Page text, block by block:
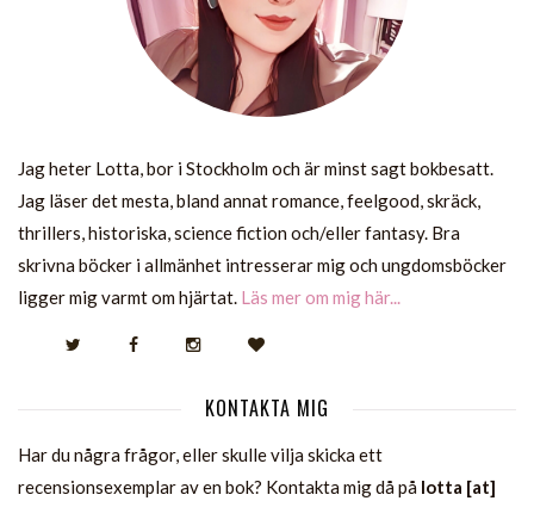
Jag heter Lotta, bor i Stockholm och är minst sagt bokbesatt.
Jag läser det mesta, bland annat romance, feelgood, skräck,
thrillers, historiska, science fiction och/eller fantasy. Bra
skrivna böcker i allmänhet intresserar mig och ungdomsböcker
ligger mig varmt om hjärtat. Läs mer om mig här...
KONTAKTA MIG
Har du några frågor, eller skulle vilja skicka ett
recensionsexemplar av en bok? Kontakta mig då på lotta [at]